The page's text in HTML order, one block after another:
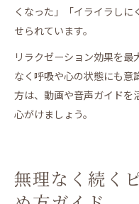
くなった」「イライラし
せられています。
リラクゼーション効果を
なく呼吸や心の状態にも意
方は、動画や音声ガイドを
心がけましょう。
無理なく続く